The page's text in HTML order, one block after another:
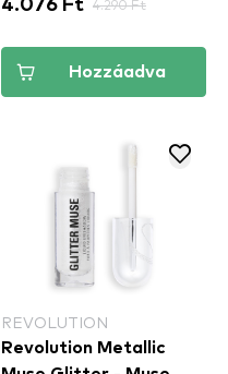
4.076 Ft 4.290 Ft
Hozzáadva
REVOLUTION
Revolution Metallic